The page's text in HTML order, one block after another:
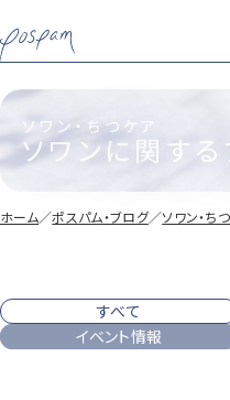
ソワンに関す
ソワン・ちつケア
ホーム／ポスパム・ブログ／ソワン・ち
すべて
イベント情報